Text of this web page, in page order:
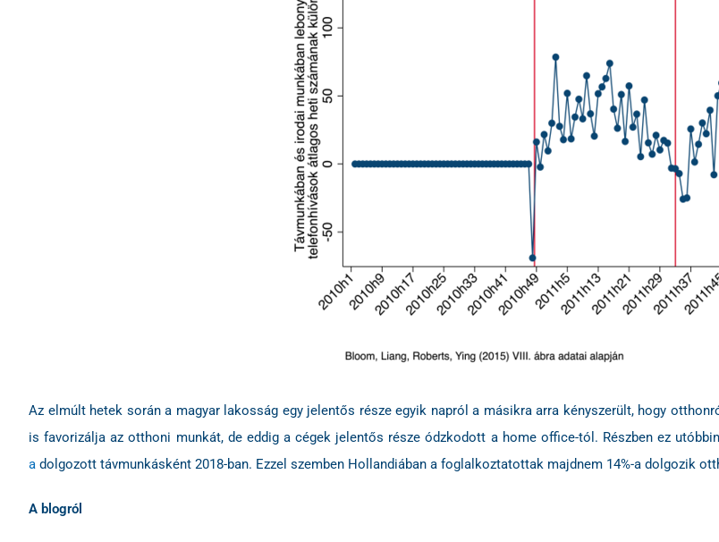
Az elmúlt hetek során a magyar lakosság egy jelentős része egyik napról a másikra arra kényszerült, hogy
is favorizálja az otthoni munkát, de eddig a cégek jelentős része ódzkodott a home office-tól. Részben ez
a dolgozott távmunkásként 2018-ban. Ezzel szemben Hollandiában a foglalkoztatottak majdnem 14%-a dolgozik
A blogról